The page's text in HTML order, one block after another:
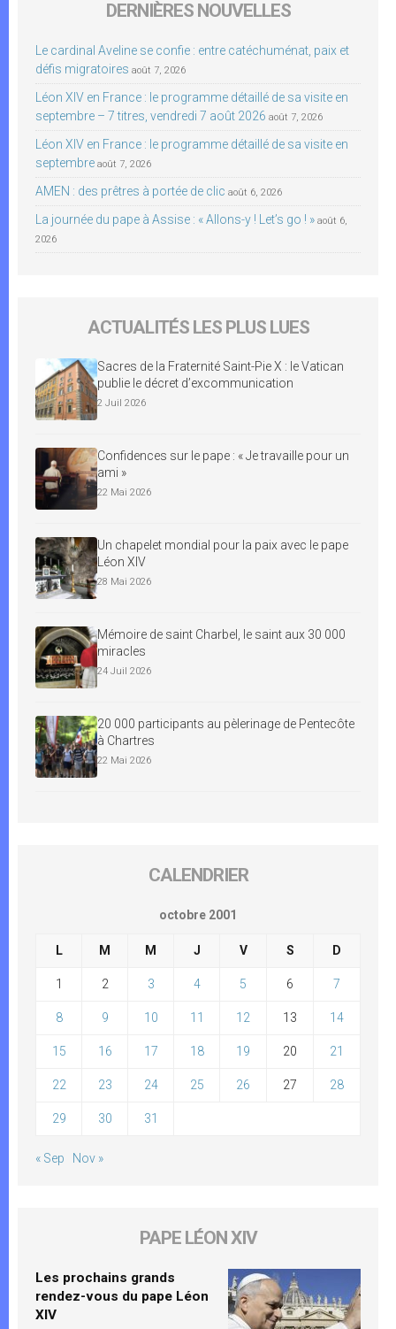
DERNIÈRES NOUVELLES
Le cardinal Aveline se confie : entre catéchuménat, paix et
défis migratoires août 7, 2026
Léon XIV en France : le programme détaillé de sa visite en
septembre – 7 titres, vendredi 7 août 2026 août 7, 2026
Léon XIV en France : le programme détaillé de sa visite en
septembre août 7, 2026
AMEN : des prêtres à portée de clic août 6, 2026
La journée du pape à Assise : « Allons-y ! Let’s go ! » août 6,
2026
ACTUALITÉS LES PLUS LUES
Sacres de la Fraternité Saint-Pie X : le Vatican
publie le décret d’excommunication
2 Juil 2026
Confidences sur le pape : « Je travaille pour un
ami »
22 Mai 2026
Un chapelet mondial pour la paix avec le pape
Léon XIV
28 Mai 2026
Mémoire de saint Charbel, le saint aux 30 000
miracles
24 Juil 2026
20 000 participants au pèlerinage de Pentecôte
à Chartres
22 Mai 2026
CALENDRIER
octobre 2001
L M M J V S D
1 2 3 4 5 6 7
8 9 10 11 12 13 14
15 16 17 18 19 20 21
22 23 24 25 26 27 28
29 30 31
« Sep Nov »
PAPE LÉON XIV
Les prochains grands
rendez-vous du pape Léon
XIV